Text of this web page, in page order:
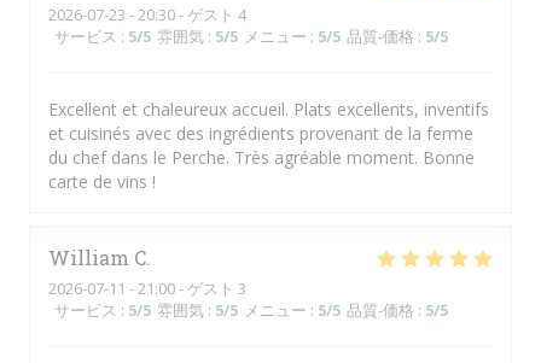
2026-07-23 - 20:30 - ゲスト 4
サービス : 5/5 雰囲気 : 5/5 メニュー : 5/5 品質-価格 : 5/5
Excellent et chaleureux accueil. Plats excellents, inventifs
et cuisinés avec des ingrédients provenant de la ferme
du chef dans le Perche. Très agréable moment. Bonne
carte de vins !
William C
2026-07-11 - 21:00 - ゲスト 3
サービス : 5/5 雰囲気 : 5/5 メニュー : 5/5 品質-価格 : 5/5